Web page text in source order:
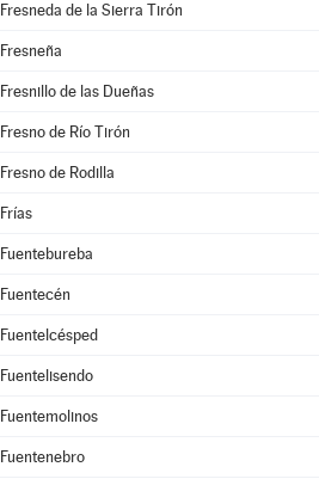
Fresneda de la Sierra Tirón
Fresneña
Fresnillo de las Dueñas
Fresno de Río Tirón
Fresno de Rodilla
Frías
Fuentebureba
Fuentecén
Fuentelcésped
Fuentelisendo
Fuentemolinos
Fuentenebro